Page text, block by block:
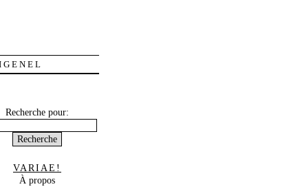
Recherche pour:
VARIAE!
À propos